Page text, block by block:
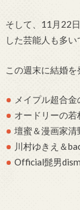
そして、11月22
した芸能人も多い
この週末に結婚を
メイプル超合
オードリーの若
壇蜜＆漫画家清
川村ゆきえ＆
Official髭男